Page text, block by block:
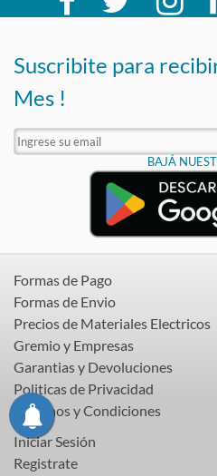
Suscribite para
Mes !
BAJÁ
Formas de Pago
Formas de Envio
Precios de Materiales Electricos
Gremio y Empresas
Garantias y Devoluciones
Politicas de Privacidad
Terminos y Condiciones
Iniciar Sesión
Registrate